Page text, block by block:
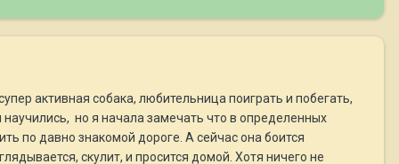
активная собака, любительница поиграть и побегать,
но я начала замечать что в определенных
по давно знакомой дороге. А сейчас она боится
скулит, и просится домой. Хотя ничего не